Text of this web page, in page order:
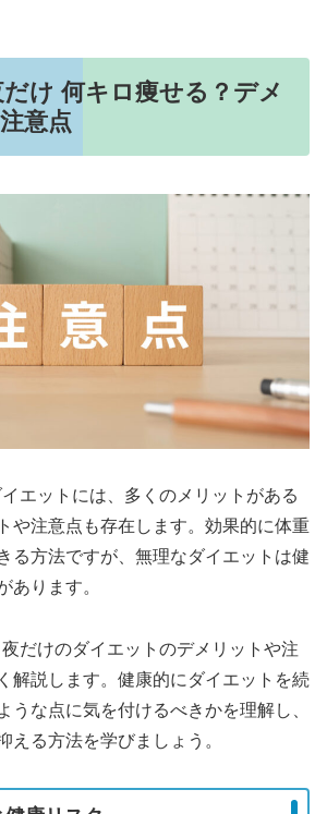
け 何キロ痩せる？デメ
意点
エットには、多くのメリットがある
や注意点も存在します。効果的に体重
る方法ですが、無理なダイエットは健
あります。
だけのダイエットのデメリットや注
解説します。健康的にダイエットを続
うな点に気を付けるべきかを理解し、
える方法を学びましょう。